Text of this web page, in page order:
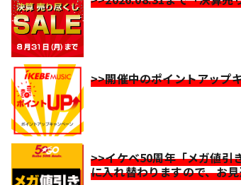
>>開催中のポイントアップ
>>イケベ50周年「メガ値引
に入れ替わりますので、お